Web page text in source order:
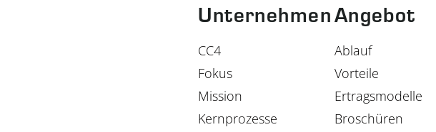
Unternehmen
CC4
Fokus
Mission
Kernprozesse
Angebot
Ablauf
Vorteile
Ertragsmodelle
Broschüren